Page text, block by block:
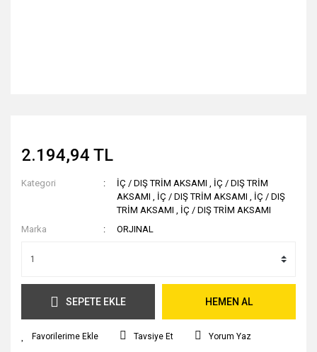
2.194,94 TL
Kategori İÇ / DIŞ TRİM AKSAMI , İÇ / DIŞ TRİM
AKSAMI , İÇ / DIŞ TRİM AKSAMI , İÇ / DIŞ
TRİM AKSAMI , İÇ / DIŞ TRİM AKSAMI
Marka
ORJINAL
SEPETE EKLE HEMEN AL
Tavsiye Et Yorum Yaz